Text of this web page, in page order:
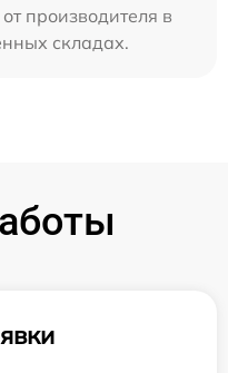
производителя в
складах.